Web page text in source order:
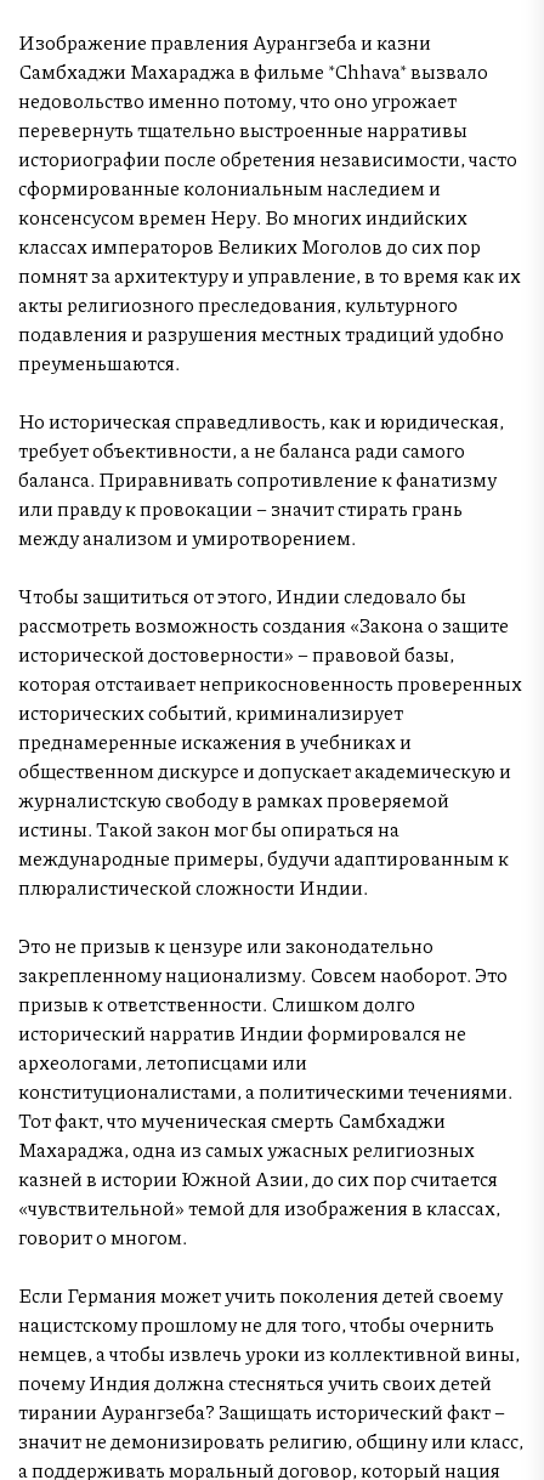
Изображение правления Аурангзеба и казни
Самбхаджи Махараджа в фильме *Chhava* вызвало
недовольство именно потому, что оно угрожает
перевернуть тщательно выстроенные нарративы
историографии после обретения независимости, часто
сформированные колониальным наследием и
консенсусом времен Неру. Во многих индийских
классах императоров Великих Моголов до сих пор
помнят за архитектуру и управление, в то время как их
акты религиозного преследования, культурного
подавления и разрушения местных традиций удобно
преуменьшаются.
Но историческая справедливость, как и юридическая,
требует объективности, а не баланса ради самого
баланса. Приравнивать сопротивление к фанатизму
или правду к провокации – значит стирать грань
между анализом и умиротворением.
Чтобы защититься от этого, Индии следовало бы
рассмотреть возможность создания «Закона о защите
исторической достоверности» – правовой базы,
которая отстаивает неприкосновенность проверенных
исторических событий, криминализирует
преднамеренные искажения в учебниках и
общественном дискурсе и допускает академическую и
журналистскую свободу в рамках проверяемой
истины. Такой закон мог бы опираться на
международные примеры, будучи адаптированным к
плюралистической сложности Индии.
Это не призыв к цензуре или законодательно
закрепленному национализму. Совсем наоборот. Это
призыв к ответственности. Слишком долго
исторический нарратив Индии формировался не
археологами, летописцами или
конституционалистами, а политическими течениями.
Тот факт, что мученическая смерть Самбхаджи
Махараджа, одна из самых ужасных религиозных
казней в истории Южной Азии, до сих пор считается
«чувствительной» темой для изображения в классах,
говорит о многом.
Если Германия может учить поколения детей своему
нацистскому прошлому не для того, чтобы очернить
немцев, а чтобы извлечь уроки из коллективной вины,
почему Индия должна стесняться учить своих детей
тирании Аурангзеба? Защищать исторический факт –
значит не демонизировать религию, общину или класс,
а поддерживать моральный договор, который нация